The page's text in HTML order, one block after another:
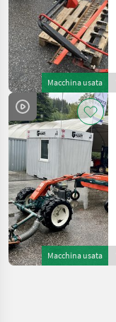
Macchina usata
Macchina usata